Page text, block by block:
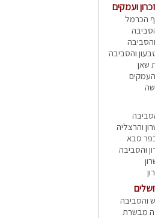
ועמקים
הכרמל
והסביבה
שאן
והרצליה
סבא
והסביבה
והסביבה
מבשרת